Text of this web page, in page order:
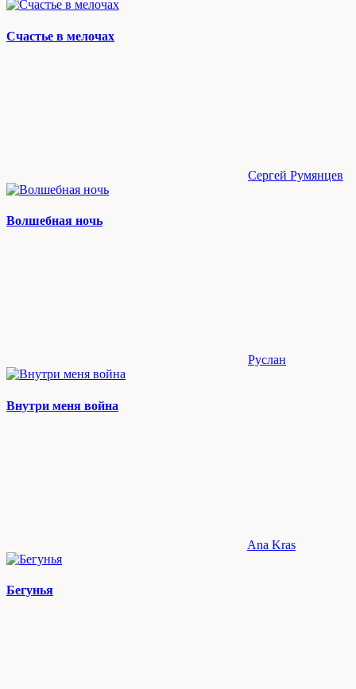
Счастье в мелочах
Сергей Румянцев
Волшебная ночь
Руслан
Внутри меня война
Ana Kras
Бегунья